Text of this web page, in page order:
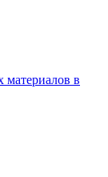
материалов в